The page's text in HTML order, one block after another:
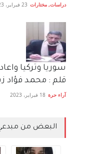
دراسات, مختارات 23 فبراير، 2023
سوريا وتركيا
قلم : محمد فؤاد
آراء حرة 18 فبراير، 2023
البعض من